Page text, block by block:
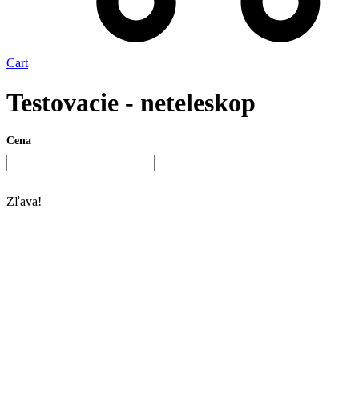
Cart
Testovacie - neteleskop
Cena
Zľava!